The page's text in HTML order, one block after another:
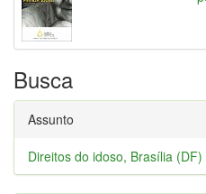
Busca
Assunto
Direitos do idoso, Brasília (DF)